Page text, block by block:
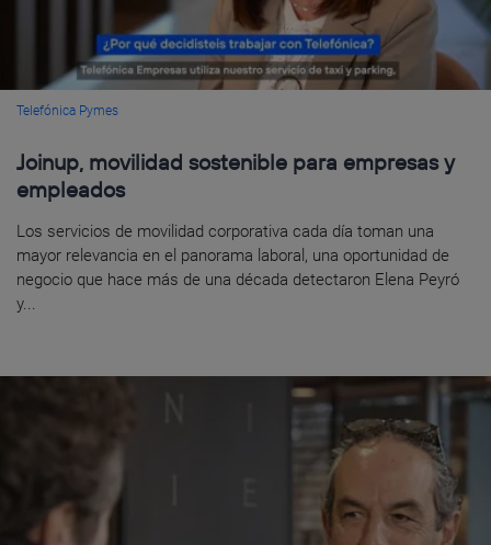
Telefónica Pymes
Joinup, movilidad sostenible para empresas y
empleados
Los servicios de movilidad corporativa cada día toman una
mayor relevancia en el panorama laboral, una oportunidad de
negocio que hace más de una década detectaron Elena Peyró
y...